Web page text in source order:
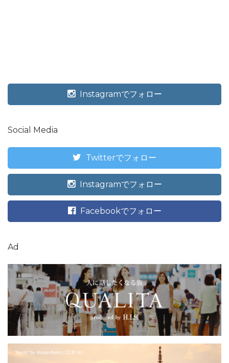
Instagramでフォロー
Social Media
Twitterでフォロー
Instagramでフォロー
Facebookでフォロー
Ad